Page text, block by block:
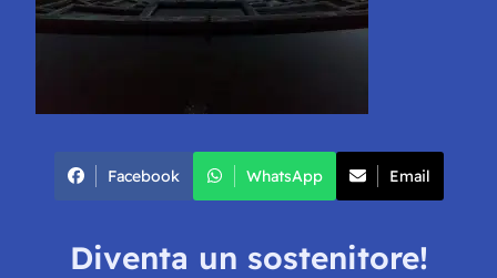
Facebook WhatsApp Email
Diventa un sostenitore!